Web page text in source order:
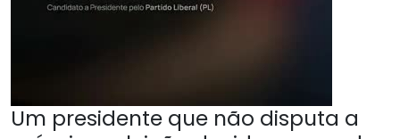
Um presidente que não disputa a